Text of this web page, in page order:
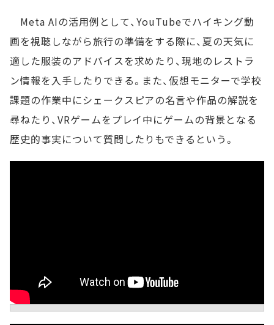
Meta AIの活用例として、YouTubeでハイキング動
画を視聴しながら旅行の準備をする際に、夏の天気に
適した服装のアドバイスを求めたり、現地のレストラ
ン情報を入手したりできる。また、仮想モニターで学校
課題の作業中にシェークスピアの名言や作品の解説を
尋ねたり、VRゲームをプレイ中にゲームの背景となる
歴史的事実について質問したりもできるという。